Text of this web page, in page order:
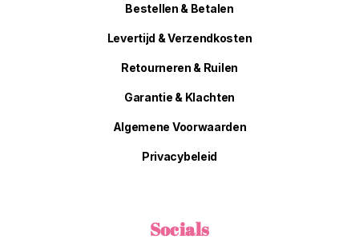
Bestellen & Betalen
Levertijd & Verzendkosten
Retourneren & Ruilen
Garantie & Klachten
Algemene Voorwaarden
Privacybeleid
Socials